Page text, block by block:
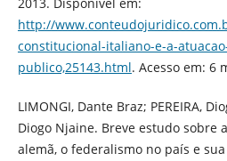
http://
constitucional-italiano-e-a-
publico,25143.html. Acesso em: 6
LIMONGI, Dante Braz; PEREIRA,
Diogo Njaine. Breve estudo sobre
alemã, o federalismo no país e